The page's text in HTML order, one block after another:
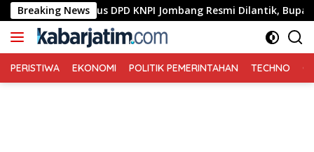
Langsung
ke
konten
Breaking News
Pengurus DPD KNPI Jombang Resmi Dilantik, Bupati
PERISTIWA EKONOMI POLITIK PEMERINTAHAN TECHNO